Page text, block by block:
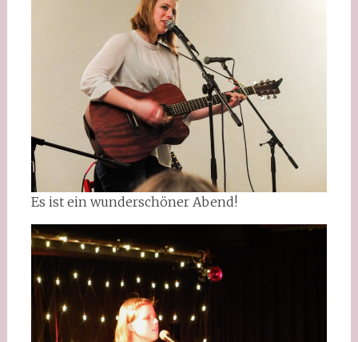
Es ist ein wunderschöner Abend!